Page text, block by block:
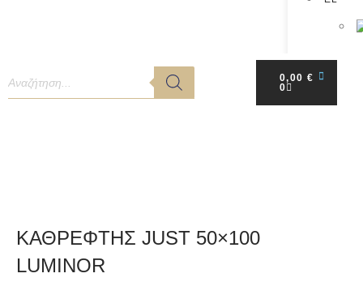
0,00 €
0
ΚΑΘΡΕΦΤΗΣ JUST 50×100
LUMINOR